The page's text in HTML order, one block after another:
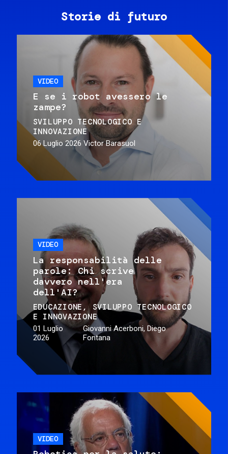
Storie di futuro
VIDEO
E se i robot avessero le
zampe?
SVILUPPO TECNOLOGICO E
INNOVAZIONE
06 Luglio 2026 Victor Barasuol
VIDEO
La responsabilità delle
parole: Chi scrive
davvero nell'era
dell'AI?
EDUCAZIONE
SVILUPPO TECNOLOGICO
E INNOVAZIONE
01 Luglio
2026
Giovanni Acerboni, Diego
Fontana
VIDEO